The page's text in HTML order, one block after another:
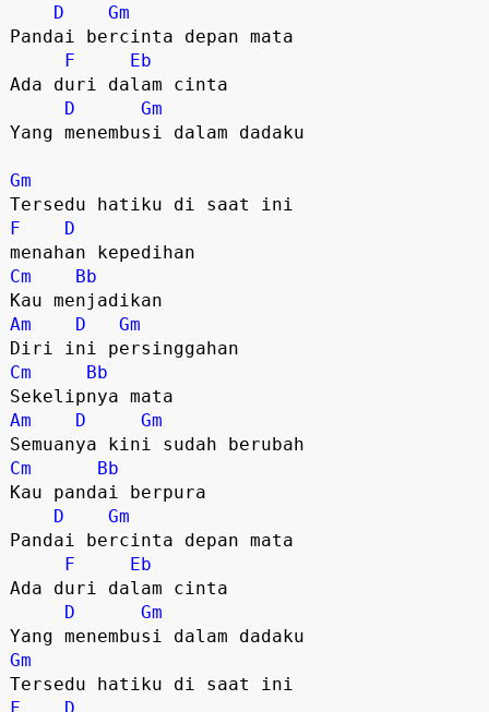
D
Gm
Pandai bercinta depan mata
F
Eb
Ada duri dalam cinta
D
Gm
Yang menembusi dalam dadaku
Gm
Tersedu hatiku di saat ini
F
D
menahan kepedihan
Cm
Bb
Kau menjadikan
Am
D
Gm
Diri ini persinggahan
Cm
Bb
Sekelipnya mata
Am
D
Gm
Semuanya kini sudah berubah
Cm
Bb
Kau pandai berpura
D
Gm
Pandai bercinta depan mata
F
Eb
Ada duri dalam cinta
D
Gm
Yang menembusi dalam dadaku
Gm
Tersedu hatiku di saat ini